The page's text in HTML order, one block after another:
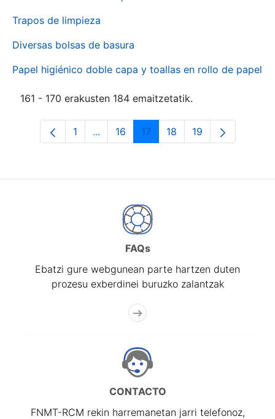
Trapos de limpieza
Diversas bolsas de basura
Papel higiénico doble capa y toallas en rollo de papel
161 - 170 erakusten 184 emaitzetatik.
Orrialdea
1 ...Intermediate Pages Use TAB to
Orrialdea
16 Orrialdea
17 Orrialdea
18 Orrialdea
19
FAQs
Ebatzi gure webgunean parte hartzen duten
prozesu exberdinei buruzko zalantzak
CONTACTO
FNMT-RCM rekin harremanetan jarri telefonoz,